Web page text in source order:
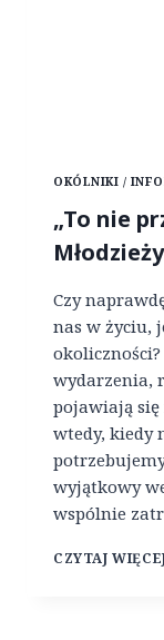
OKÓLNIKI /
„To nie
Czy
nas w życiu,
wydarzenia,
pojawiają się
wtedy, kiedy
wyjątkowy
wspólnie
CZYTAJ